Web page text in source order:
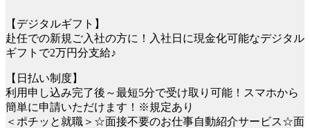
【デジタルギフト】
赴任での新規ご入社の方に！入社日に現金化可能なデジタル
ギフトで2万円分支給♪
【日払い制度】
利用申し込み完了後～最短5分で受け取り可能！スマホから
簡単に申請いただけます！※規定あり
＜ポチッと就職＞☆面接不要のお仕事自動紹介サービス☆面